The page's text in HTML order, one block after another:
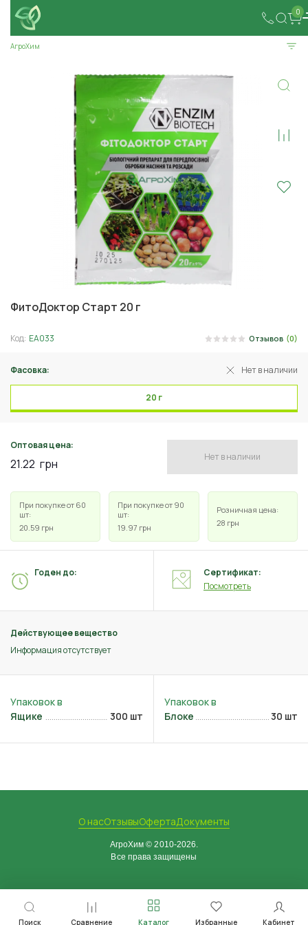
0
Поиск Сравнение Каталог Избранные Кабинет
АгроХим
ФитоДоктор Старт 20 г
Код: ЕА033 Отзывов (0)
Фасовка: Нет в наличии
20 г
Оптовая цена:
21.22 грн Нет в наличии
При покупке от 60
шт:
20.59 грн
При покупке от 90
шт:
19.97 грн
Розничная цена:
28 грн
Действующее вещество
Информация отсутствует
Годен до:
Сертификат:
Посмотреть
Ящике 300 шт Блоке 30 шт
О насОтзывыОфертаДокументы
АгроХим © 2010-2026.
Все права защищены